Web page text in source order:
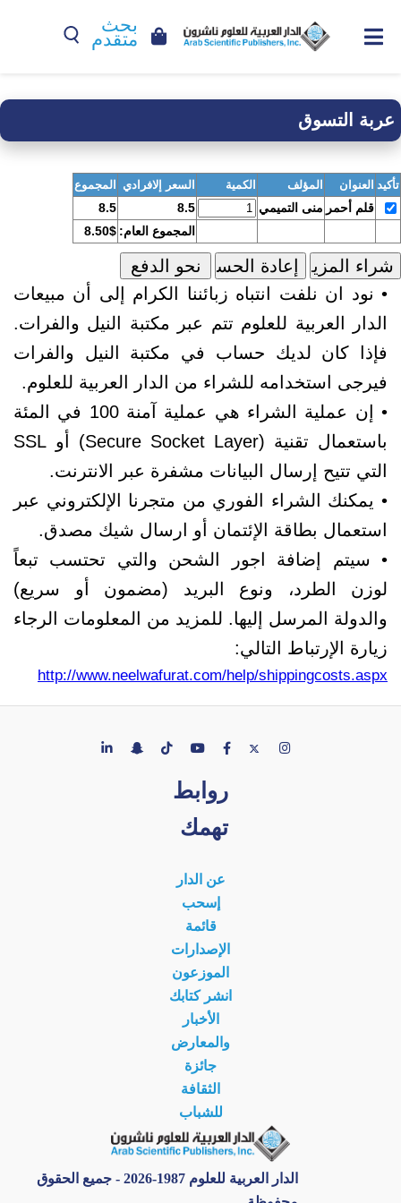
بحث
متقدم
عربة التسوق
تأكيد العنوان المؤلف الكمية السعر إلافرادي المجموع
قلم أحمر منى التميمي 8.5
8.5
المجموع العام: 8.50$
• نود ان نلفت انتباه زبائننا الكرام إلى أن مبيعات
الدار العربية للعلوم تتم عبر مكتبة النيل والفرات.
فإذا كان لديك حساب في مكتبة النيل والفرات
فيرجى استخدامه للشراء من الدار العربية للعلوم.
• إن عملية الشراء هي عملية آمنة 100 في المئة
باستعمال تقنية (Secure Socket Layer) أو SSL
التي تتيح إرسال البيانات مشفرة عبر الانترنت.
• يمكنك الشراء الفوري من متجرنا الإلكتروني عبر
استعمال بطاقة الإئتمان أو ارسال شيك مصدق.
• سيتم إضافة اجور الشحن والتي تحتسب تبعاً
لوزن الطرد، ونوع البريد (مضمون أو سريع)
والدولة المرسل إليها. للمزيد من المعلومات الرجاء
زيارة الإرتباط التالي:
http://www.neelwafurat.com/help/shippingcosts.aspx
روابط
تهمك
عن الدار
إسحب
قائمة
الإصدارات
الموزعون
انشر كتابك
الأخبار
والمعارض
جائزة
الثقافة
للشباب
الدار العربية للعلوم 1987-2026 - جميع الحقوق